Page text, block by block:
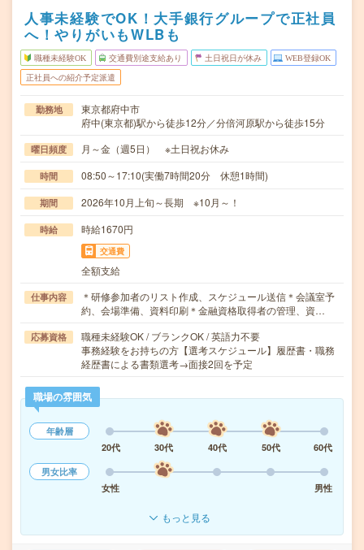
人事未経験でOK！大手銀行グループで正社員
へ！やりがいもWLBも
職種未経験OK 交通費別途支給あり 土日祝日が休み WEB登録OK
正社員への紹介予定派遣
勤務地
東京都府中市
府中(東京都)駅から徒歩12分／分倍河原駅から徒歩15分
曜日頻度 月～金（週5日） ※土日祝お休み
時間 08:50～17:10(実働7時間20分 休憩1時間)
期間 2026年10月上旬～長期 ※10月～！
時給 時給1670円
交通費
全額支給
仕事内容
＊研修参加者のリスト作成、スケジュール送信＊会議室予
約、会場準備、資料印刷＊金融資格取得者の管理、資…
応募資格
職種未経験OK / ブランクOK / 英語力不要
事務経験をお持ちの方【選考スケジュール】履歴書・職務
経歴書による書類選考→面接2回を予定
職場の雰囲気
年齢層
20代
30代 40代 50代
60代
男女比率
女性
男性
もっと見る